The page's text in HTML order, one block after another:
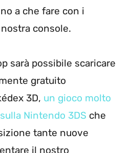
a che fare con i
console.
sarà possibile scaricare
gratuito
3D, un gioco molto
Nintendo 3DS che
tante nuove
il nostro